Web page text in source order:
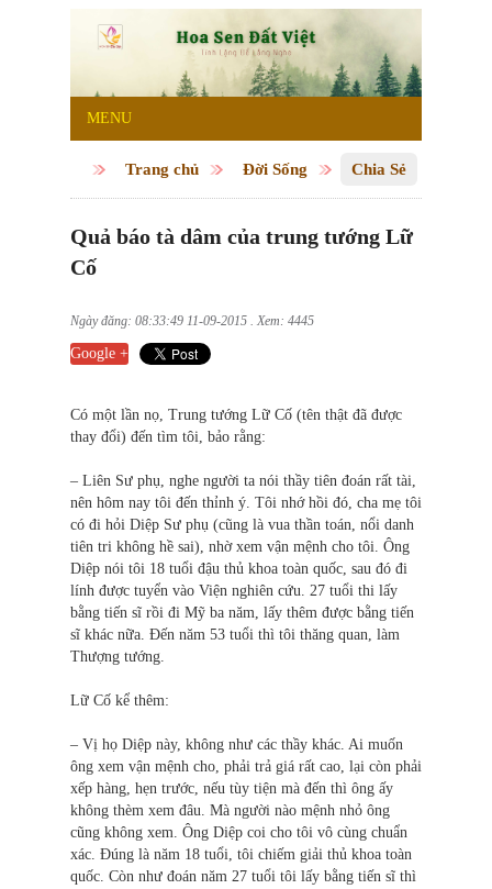
MENU
Trang chủ Đời Sống Chia Sẻ
Quả báo tà dâm của trung tướng Lữ
Cố
Ngày đăng: 08:33:49 11-09-2015 . Xem: 4445
Google +
Có một lần nọ, Trung tướng Lữ Cố (tên thật đã được
thay đổi) đến tìm tôi, bảo rằng:
– Liên Sư phụ, nghe người ta nói thầy tiên đoán rất tài,
nên hôm nay tôi đến thỉnh ý. Tôi nhớ hồi đó, cha mẹ tôi
có đi hỏi Diệp Sư phụ (cũng là vua thần toán, nổi danh
tiên tri không hề sai), nhờ xem vận mệnh cho tôi. Ông
Diệp nói tôi 18 tuổi đậu thủ khoa toàn quốc, sau đó đi
lính được tuyển vào Viện nghiên cứu. 27 tuổi thi lấy
bằng tiến sĩ rồi đi Mỹ ba năm, lấy thêm được bằng tiến
sĩ khác nữa. Đến năm 53 tuổi thì tôi thăng quan, làm
Thượng tướng.
Lữ Cố kể thêm:
– Vị họ Diệp này, không như các thầy khác. Ai muốn
ông xem vận mệnh cho, phải trả giá rất cao, lại còn phải
xếp hàng, hẹn trước, nếu tùy tiện mà đến thì ông ấy
không thèm xem đâu. Mà người nào mệnh nhỏ ông
cũng không xem. Ông Diệp coi cho tôi vô cùng chuẩn
xác. Đúng là năm 18 tuổi, tôi chiếm giải thủ khoa toàn
quốc. Còn như đoán năm 27 tuổi tôi lấy bằng tiến sĩ thì